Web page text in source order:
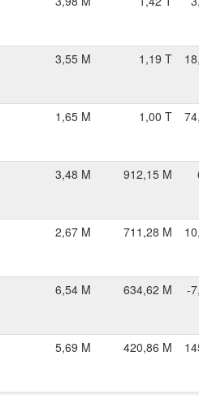
3,55 M 1,19 T
1,65 M 1,00 T
3,48 M 912,15 M
2,67 M 711,28 M
6,54 M 634,62 M -
5,69 M 420,86 M